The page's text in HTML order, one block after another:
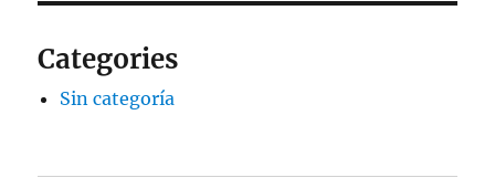
Categories
Sin categoría